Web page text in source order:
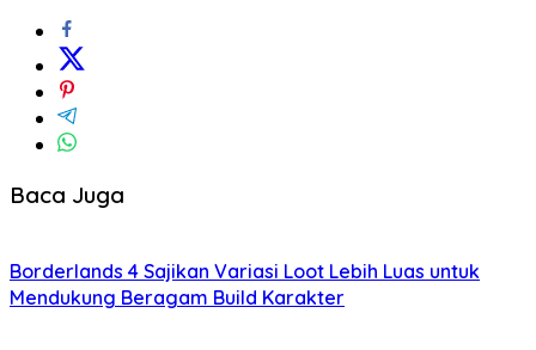
Baca Juga
Borderlands 4 Sajikan Variasi Loot Lebih Luas untuk
Mendukung Beragam Build Karakter